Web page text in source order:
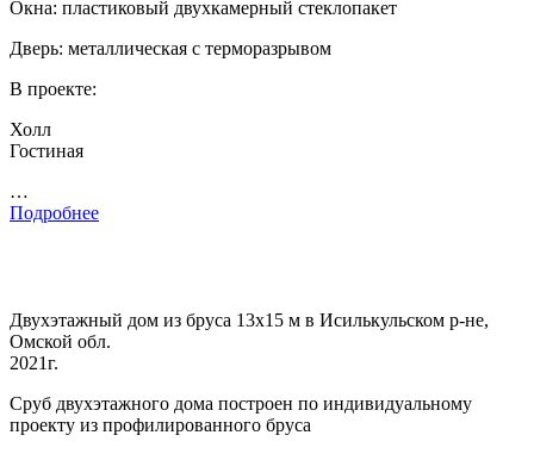
Окна: пластиковый двухкамерный стеклопакет
Дверь: металлическая с терморазрывом
В проекте:
Холл
Гостиная
…
Подробнее
Двухэтажный дом из бруса 13х15 м в Исилькульском р-не,
Омской обл.
2021г.
Сруб двухэтажного дома построен по индивидуальному
проекту из профилированного бруса